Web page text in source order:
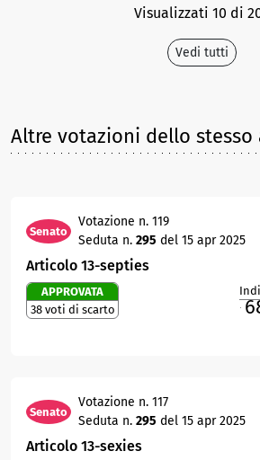
Visualizzati 10 di
Vedi tutti
Altre votazioni dello stesso
Senato
Votazione n. 119
Seduta n. 295 del 15 apr 2025
Articolo 13-septies
APPROVATA
38 voti di scarto
Senato
Votazione n. 117
Seduta n. 295 del 15 apr 2025
Articolo 13-sexies